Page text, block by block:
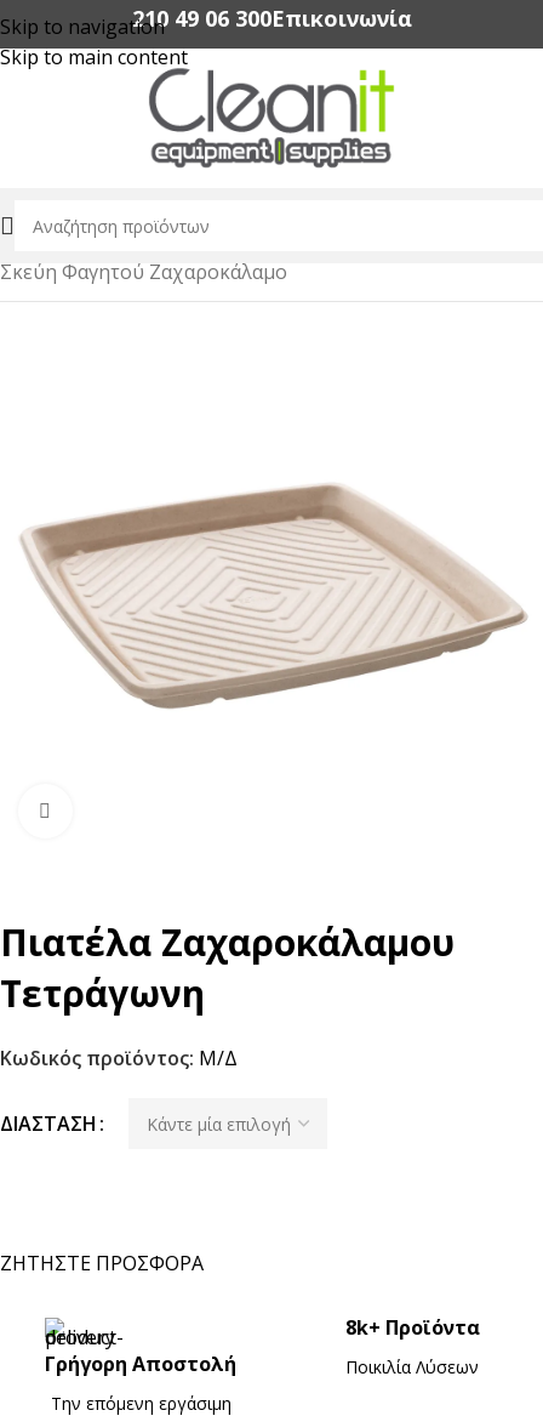
Skip to navigation
Skip to main content
210 49 06 300‬Επικοινωνία
Αρχική σελίδα/Συσκευασία Τροφίμων
Σκεύη Φαγητού Ζαχαροκάλαμο
Πιατέλα Ζαχαροκάλαμου
Τετράγωνη
Κωδικός προϊόντος: Μ/Δ
ΔΙΆΣΤΑΣΗ
ΖΗΤΗΣΤΕ ΠΡΟΣΦΟΡΑ
Γρήγορη Αποστολή
Την επόμενη εργάσιμη
8k+ Προϊόντα
Ποικιλία Λύσεων